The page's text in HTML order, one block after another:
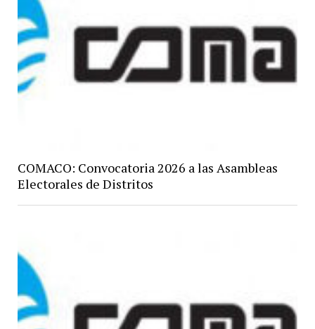
COMACO: Convocatoria 2026 a las Asambleas
Electorales de Distritos